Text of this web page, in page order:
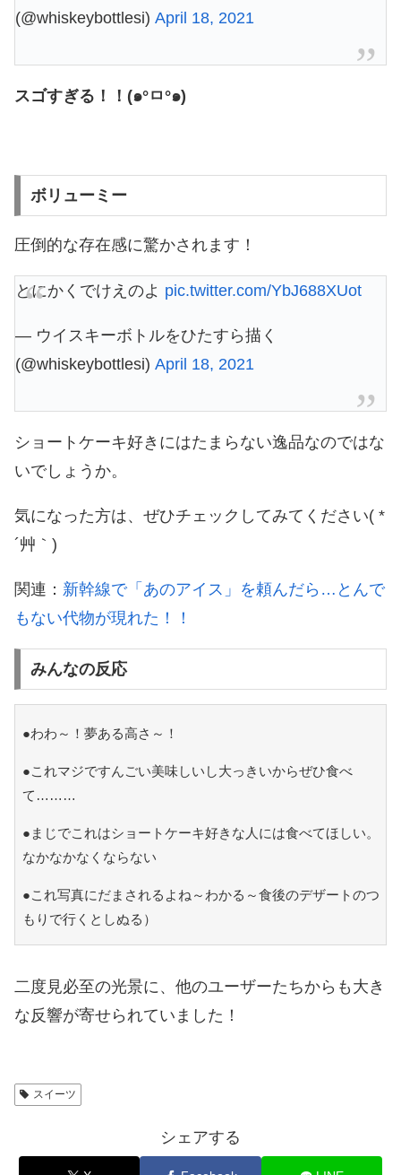
(@whiskeybottlesi) April 18, 2021
スゴすぎる！！(๑°ㅁ°๑)
ボリューミー
圧倒的な存在感に驚かされます！
とにかくでけえのよ pic.twitter.com/YbJ688XUot
— ウイスキーボトルをひたすら描く
(@whiskeybottlesi) April 18, 2021
ショートケーキ好きにはたまらない逸品なのではな
いでしょうか。
気になった方は、ぜひチェックしてみてください( *
´艸｀)
関連： 新幹線で「あのアイス」を頼んだら…とんで
もない代物が現れた！！
みんなの反応
●わわ～！夢ある高さ～！
●これマジですんごい美味しいし大っきいからぜひ食べ
て………
●まじでこれはショートケーキ好きな人には食べてほしい。
なかなかなくならない
●これ写真にだまされるよね～わかる～食後のデザートのつ
もりで行くとしぬる）
二度見必至の光景に、他のユーザーたちからも大き
な反響が寄せられていました！
スイーツ
シェアする